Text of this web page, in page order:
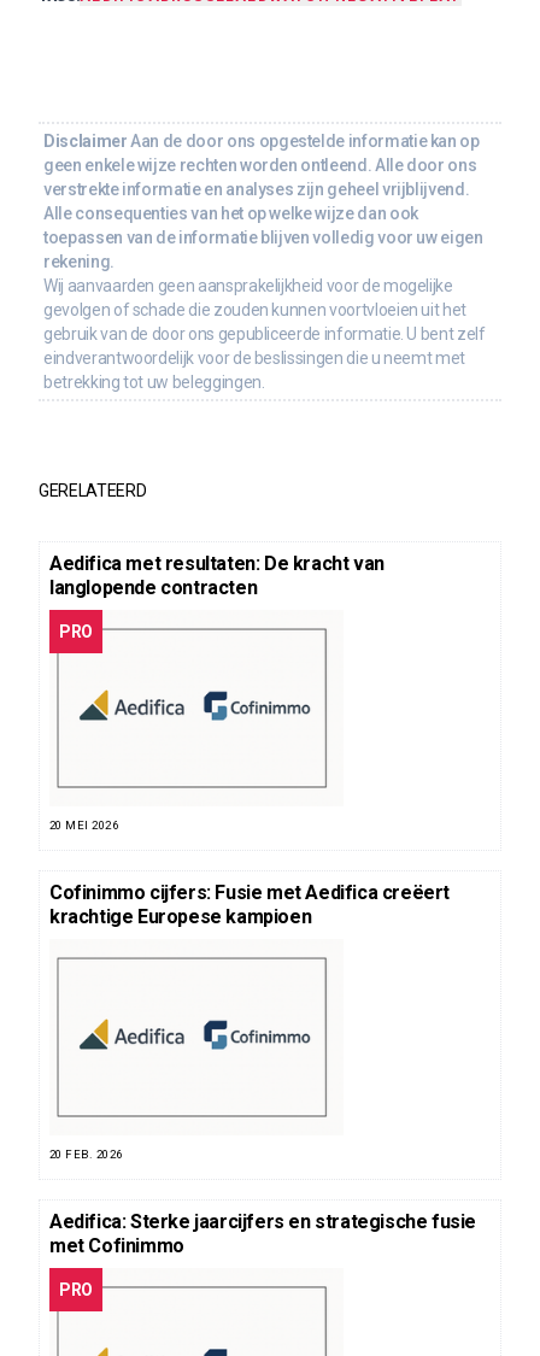
DisclaimerAan de door ons opgestelde informatie kan op
geen enkele wijze rechten worden ontleend. Alle door ons
verstrekte informatie en analyses zijn geheel vrijblijvend.
Alle consequenties van het op welke wijze dan ook
toepassen van de informatie blijven volledig voor uw eigen
rekening.
Wij aanvaarden geen aansprakelijkheid voor de mogelijke
gevolgen of schade die zouden kunnen voortvloeien uit het
gebruik van de door ons gepubliceerde informatie. U bent zelf
eindverantwoordelijk voor de beslissingen die u neemt met
betrekking tot uw beleggingen.
GERELATEERD
Aedifica met resultaten: De kracht van
langlopende contracten
PRO
20 MEI 2026
Cofinimmo cijfers: Fusie met Aedifica creëert
krachtige Europese kampioen
20 FEB. 2026
Aedifica: Sterke jaarcijfers en strategische fusie
met Cofinimmo
PRO